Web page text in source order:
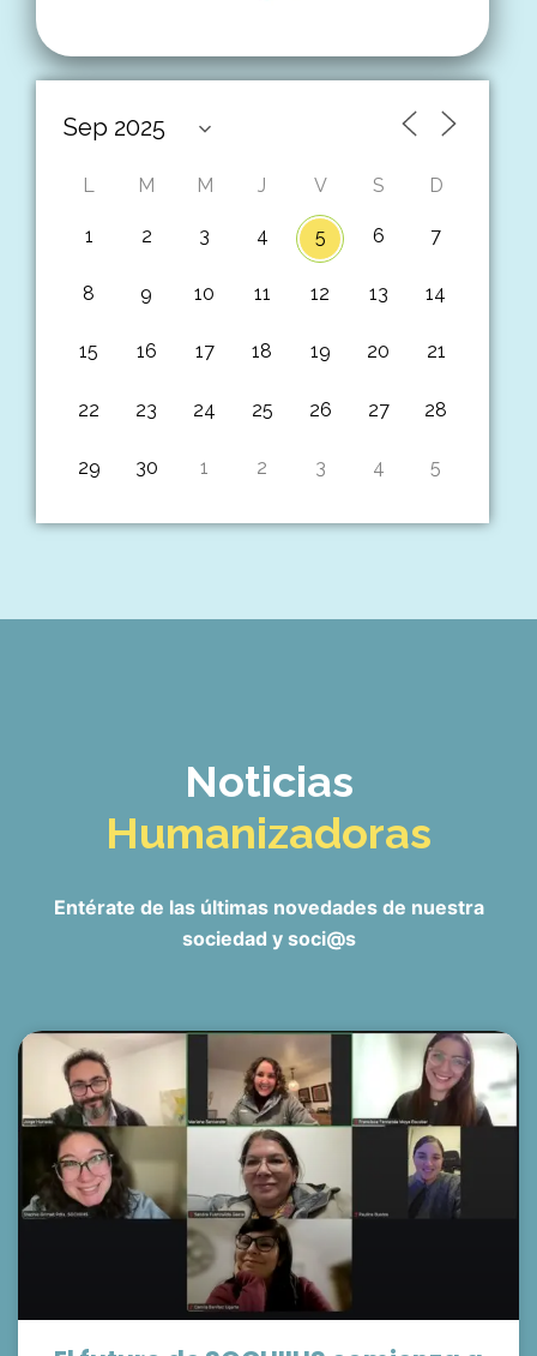
L M M J V S D
1 2 3 4 5 6 7
8 9 10 11 12 13 14
15 16 17 18 19 20 21
22 23 24 25 26 27 28
29 30 1 2 3 4 5
Noticias
Humanizadoras
Entérate de las últimas novedades de nuestra
sociedad y soci@s